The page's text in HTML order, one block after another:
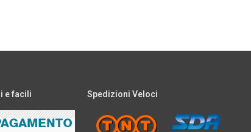
e facili Spedizioni Veloci